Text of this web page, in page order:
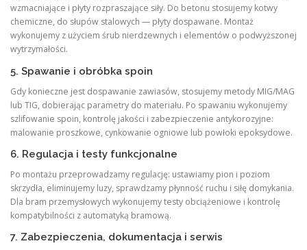
wzmacniające i płyty rozpraszające siły. Do betonu stosujemy kotwy
chemiczne, do słupów stalowych — płyty dospawane. Montaż
wykonujemy z użyciem śrub nierdzewnych i elementów o podwyższonej
wytrzymałości.
5. Spawanie i obróbka spoin
Gdy konieczne jest dospawanie zawiasów, stosujemy metody MIG/MAG
lub TIG, dobierając parametry do materiału. Po spawaniu wykonujemy
szlifowanie spoin, kontrolę jakości i zabezpieczenie antykorozyjne:
malowanie proszkowe, cynkowanie ogniowe lub powłoki epoksydowe.
6. Regulacja i testy funkcjonalne
Po montażu przeprowadzamy regulację: ustawiamy pion i poziom
skrzydła, eliminujemy luzy, sprawdzamy płynność ruchu i siłę domykania.
Dla bram przemysłowych wykonujemy testy obciążeniowe i kontrolę
kompatybilności z automatyką bramową.
7. Zabezpieczenia, dokumentacja i serwis